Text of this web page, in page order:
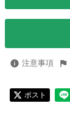
注意事項
ポスト